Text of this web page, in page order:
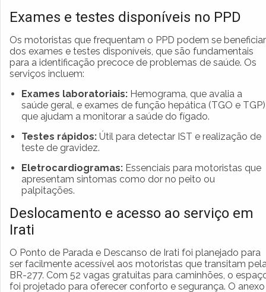
Exames e testes disponíveis no PPD
Os motoristas que frequentam o PPD podem se beneficiar
dos exames e testes disponíveis, que são fundamentais
para a identificação precoce de problemas de saúde. Os
serviços incluem:
Exames laboratoriais: Hemograma, que avalia a
saúde geral, e exames de função hepática (TGO e TGP)
que ajudam a monitorar a saúde do fígado.
Testes rápidos: Útil para detectar IST e realização de
teste de gravidez.
Eletrocardiogramas: Essenciais para motoristas que
apresentam sintomas como dor no peito ou
palpitações.
Deslocamento e acesso ao serviço em
Irati
O Ponto de Parada e Descanso de Irati foi planejado para
ser facilmente acessível aos motoristas que transitam
BR-277. Com 52 vagas gratuitas para caminhões, o
foi projetado para oferecer conforto e segurança. O anexo